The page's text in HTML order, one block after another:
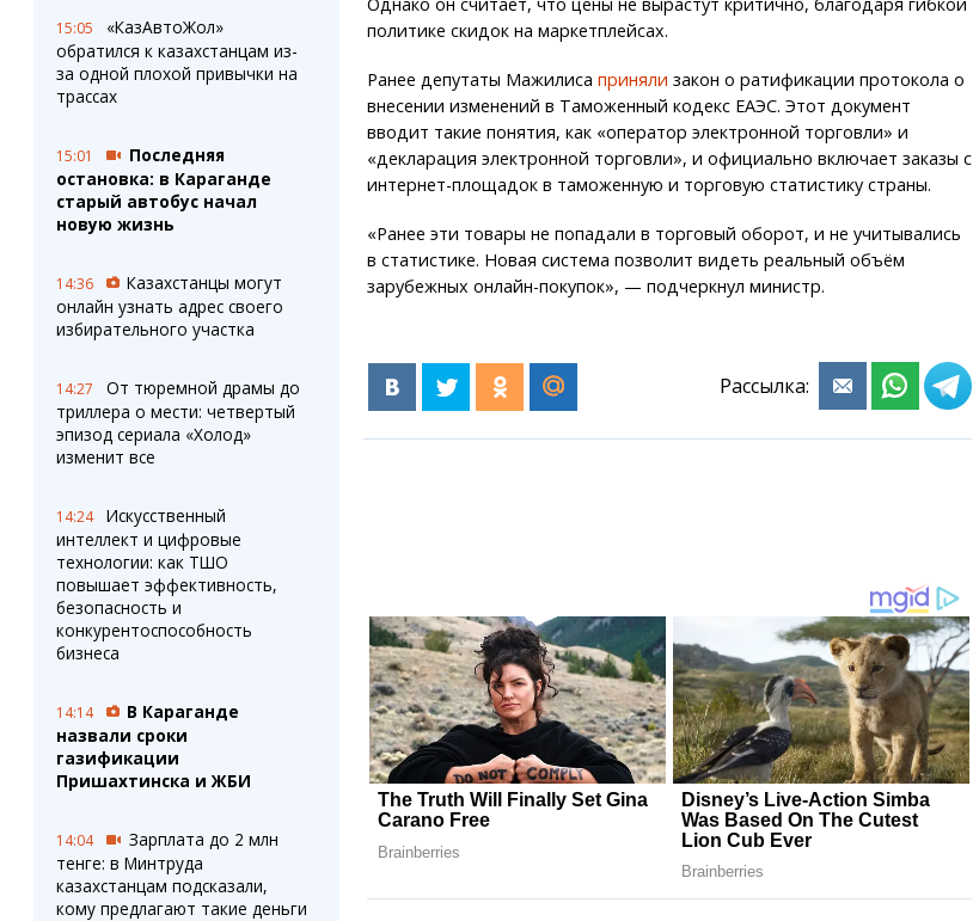
15:05
«КазАвтоЖол»
обратился к казахстанцам из-
за одной плохой привычки на
трассах
15:01
Последняя
остановка: в Караганде
старый автобус начал
новую жизнь
14:36
Казахстанцы могут
онлайн узнать адрес своего
избирательного участка
14:27
От тюремной драмы до
триллера о мести: четвертый
эпизод сериала «Холод»
изменит все
14:24
Искусственный
интеллект и цифровые
технологии: как ТШО
повышает эффективность,
безопасность и
конкурентоспособность
бизнеса
14:14
В Караганде
назвали сроки
газификации
Пришахтинска и ЖБИ
14:04
Зарплата до 2 млн
тенге: в Минтруда
казахстанцам подсказали,
кому предлагают такие деньги
политике скидок на маркетплейсах.
Ранее депутаты Мажилиса приняли закон о ратификации протокола о
внесении изменений в Таможенный кодекс ЕАЭС. Этот документ
вводит такие понятия, как «оператор электронной торговли» и
«декларация электронной торговли», и официально включает заказы с
интернет-площадок в таможенную и торговую статистику страны.
«Ранее эти товары не попадали в торговый оборот, и не учитывались
в статистике. Новая система позволит видеть реальный объём
зарубежных онлайн-покупок», — подчеркнул министр.
Рассылка: